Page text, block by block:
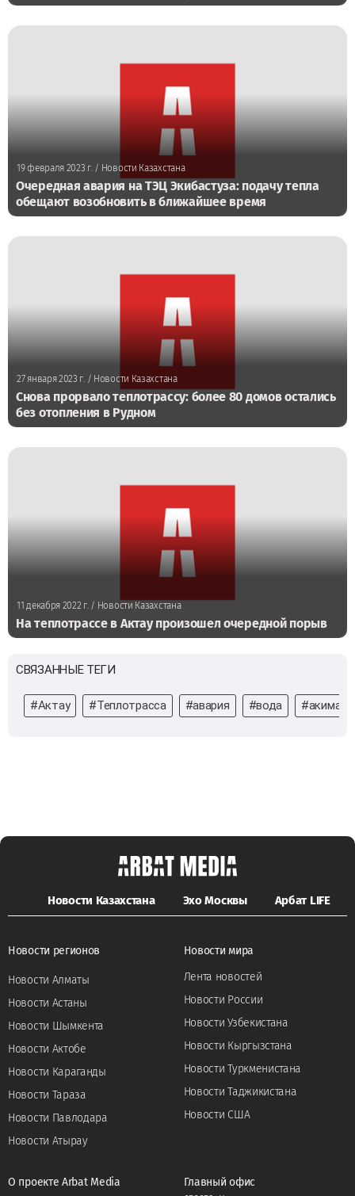
19 февраля 2023 г./ Новости Казахстана
Очередная авария на ТЭЦ Экибастуза: подачу тепла
обещают возобновить в ближайшее время
27 января 2023 г./ Новости Казахстана
Снова прорвало теплотрассу: более 80 домов остались
без отопления в Рудном
11 декабря 2022 г. / Новости Казахстана
На теплотрассе в Актау произошел очередной порыв
СВЯЗАННЫЕ ТЕГИ
#Актау #Теплотрасса #авария #вода #акимат
Новости Казахстана Эхо Москвы Арбат LIFE
Новости регионов
Новости Алматы
Новости Астаны
Новости Шымкента
Новости Актобе
Новости Караганды
Новости Тараза
Новости Павлодара
Новости Атырау
Новости мира
Лента новостей
Новости России
Новости Узбекистана
Новости Кыргызстана
Новости Туркменистана
Новости Таджикистана
Новости США
О проекте Arbat Media Главный офис